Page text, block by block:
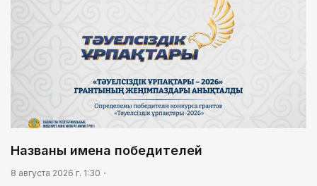
Названы имена победителей
8 августа 2026 г. 1:30